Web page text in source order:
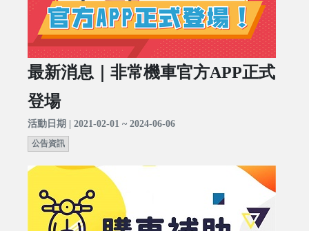
最新消息｜非常機車官方APP正式
登場
活動日期 | 2021-02-01 ~ 2024-06-06
公告資訊